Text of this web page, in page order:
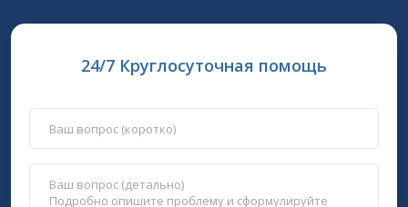
24/7 Круглосуточная помощь